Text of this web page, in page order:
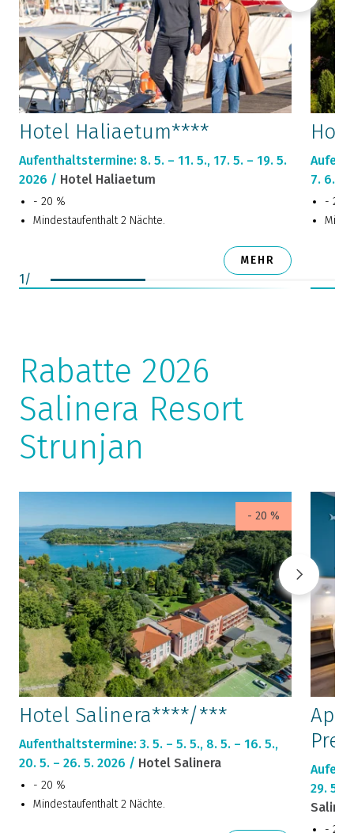
Hotel Haliaetum****
Aufenthaltstermine: 8. 5. – 11. 5., 17. 5. – 19. 5.
2026 / Hotel Haliaetum
- 20 %
Mindestaufenthalt 2 Nächte.
MEHR
7. 6. –
- 20
1 /
Rabatte 2026
Salinera Resort
Strunjan
- 20 %
Hotel Salinera****/***
Aufenthaltstermine: 3. 5. – 5. 5., 8. 5. – 16. 5.,
20. 5. – 26. 5. 2026 / Hotel Salinera
- 20 %
Mindestaufenthalt 2 Nächte.
29. 5.
- 20